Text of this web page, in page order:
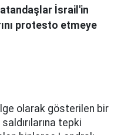
İsrail'in
protesto etmeye
olarak gösterilen bir
tepki